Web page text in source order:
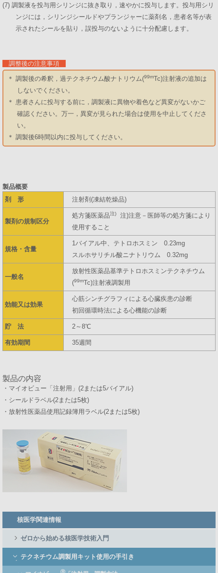
(7) 調製液を投与用シリンジに抜き取り，速やかに投与します。投与用シリ
ンジには，シリンジシールドやプランジャーに薬剤名，患者名等が表
示されたシールを貼り，誤投与のないように十分配慮します。
調整後の注意事項
＊ 調製後の希釈，過テクネチウム酸ナトリウム(99mTc)注射液の追加は
しないでください。
＊ 患者さんに投与する前に，調製液に異物や着色など異変がないかご
確認ください。万一，異変が見られた場合は使用を中止してくださ
い。
＊ 調製後6時間以内に投与してください。
製品概要
剤 形
注射剤(凍結乾燥品)
製剤の規制区分
処方箋医薬品注)
注)注意－医師等の処方箋により
使用すること
規格・含量
1バイアル中、テトロホスミン 0.23mg
スルホサリチル酸ニナトリウム 0.32mg
一般名
放射性医薬品基準テトロホスミンテクネチウム
(99mTc)注射液調製用
効能又は効果
心筋シンチグラフィによる心臓疾患の診断
初回循環時法による心機能の診断
貯 法 2～8℃
有効期間 35週間
製品の内容
・マイオビュー「注射用」(2または5バイアル)
・シールドラベル(2または5枚)
・放射性医薬品使用記録簿用ラベル(2または5枚)
Member
Side
核医学関連情報
ゼロから始める核医学技術入門
テクネチウム調製用キット使用の手引き
Ⓡ